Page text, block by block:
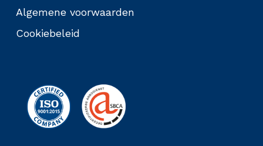
Algemene voorwaarden
Cookiebeleid